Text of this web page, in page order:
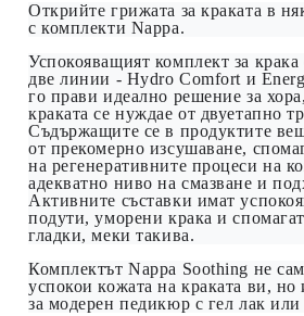
Открийте грижата за краката в
с комплекти Nappa.
Успокояващият комплект за
две линии - Hydro Comfort и
го прави идеално решение за
краката се нуждае от двуетапно
Съдържащите се в продуктите
от прекомерно изсушаване,
на регенеративните процеси на
адекватно ниво на смазване и
Активните съставки имат
подути, уморени крака и
гладки, меки такива.
КомплектътNappa Soothing не
успокои кожата на краката ви,
за модерен педикюр с гел лак или